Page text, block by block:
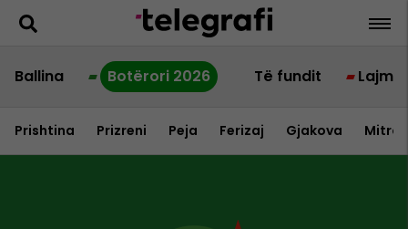
Ballina Botërori 2026 Të fundit Lajme
Prishtina Prizreni Peja Ferizaj Gjakova